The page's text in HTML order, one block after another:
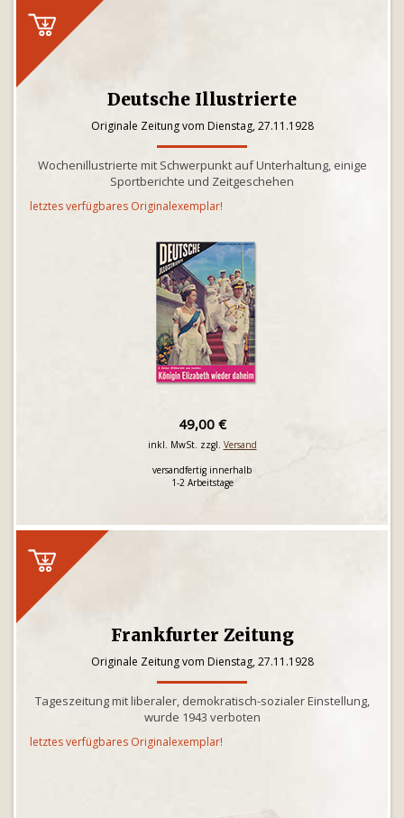
Deutsche Illustrierte
Originale Zeitung vom Dienstag, 27.11.1928
Wochenillustrierte mit Schwerpunkt auf Unterhaltung, einige
Sportberichte und Zeitgeschehen
letztes verfügbares Originalexemplar!
49,00 €
inkl. MwSt. zzgl. Versand
versandfertig innerhalb
1-2 Arbeitstage
Frankfurter Zeitung
Originale Zeitung vom Dienstag, 27.11.1928
Tageszeitung mit liberaler, demokratisch-sozialer Einstellung,
wurde 1943 verboten
letztes verfügbares Originalexemplar!